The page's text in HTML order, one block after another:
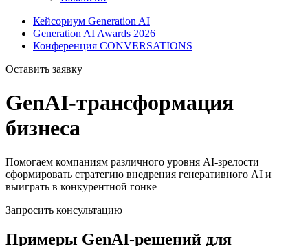
Кейсориум Generation AI
Generation AI Awards 2026
Конференция CONVERSATIONS
Оставить заявку
GenAI-трансформация
бизнеса
Помогаем компаниям различного уровня AI-зрелости
сформировать стратегию внедрения генеративного AI и
выиграть в конкурентной гонке
Запросить консультацию
Примеры GenAI-решений для